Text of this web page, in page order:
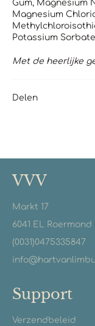
Gum, Magnesium
Magnesium
Potassium
Met de heerlijke
Delen
VVV
Markt 17
6041 EL Roermond
(0031)0475335847
Support
Verzendbeleid